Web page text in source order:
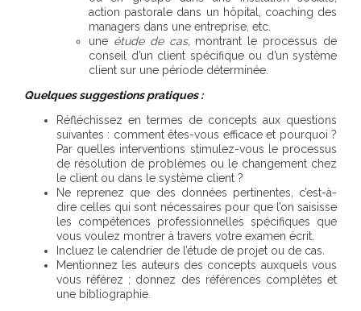
action pastorale dans un hôpital, coaching des
managers dans une entreprise, etc.
une étude de cas, montrant le processus de
conseil d’un client spécifique ou d’un système
client sur une période déterminée.
Quelques suggestions pratiques :
Réfléchissez en termes de concepts aux questions
suivantes : comment êtes-vous efficace et pourquoi ?
Par quelles interventions stimulez-vous le processus
de résolution de problèmes ou le changement chez
le client ou dans le système client ?
Ne reprenez que des données pertinentes, c’est-à-
dire celles qui sont nécessaires pour que l’on saisisse
les compétences professionnelles spécifiques que
vous voulez montrer à travers votre examen écrit.
Incluez le calendrier de l’étude de projet ou de cas.
Mentionnez les auteurs des concepts auxquels vous
vous référez ; donnez des références complètes et
une bibliographie.